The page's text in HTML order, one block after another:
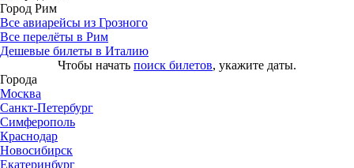
Город Рим
Все авиарейсы из Грозного
Все перелёты в Рим
Дешевые билеты в Италию
Чтобы начать поиск билетов, укажите даты.
Города
Москва
Санкт-Петербург
Симферополь
Краснодар
Новосибирск
Екатеринбург